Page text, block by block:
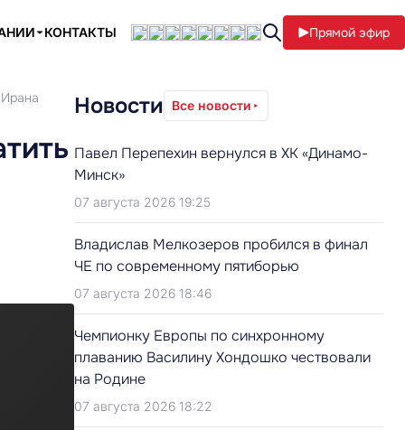
КОНТАКТЫ Прямой эфир
Новости Все новости
Павел Перепехин вернулся в ХК «Динамо-
Минск»
07 августа 2026 19:25
Владислав Мелкозеров пробился в финал
ЧЕ по современному пятиборью
07 августа 2026 18:46
Чемпионку Европы по синхронному
плаванию Василину Хондошко чествовали
на Родине
07 августа 2026 18:22